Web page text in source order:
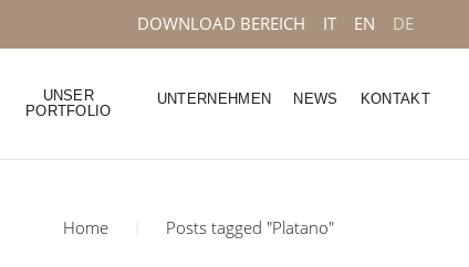
DOWNLOAD BEREICH IT EN DE
UNSER
PORTFOLIO
UNTERNEHMEN NEWS KONTAKT
Home Posts tagged "Platano"